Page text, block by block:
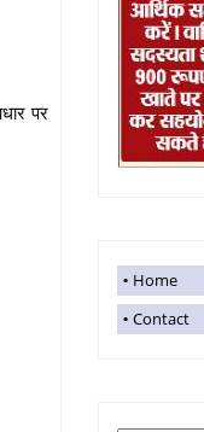
पर
Home
Contact